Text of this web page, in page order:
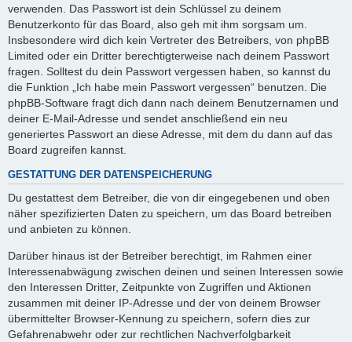
verwenden. Das Passwort ist dein Schlüssel zu deinem
Benutzerkonto für das Board, also geh mit ihm sorgsam um.
Insbesondere wird dich kein Vertreter des Betreibers, von phpBB
Limited oder ein Dritter berechtigterweise nach deinem Passwort
fragen. Solltest du dein Passwort vergessen haben, so kannst du
die Funktion „Ich habe mein Passwort vergessen“ benutzen. Die
phpBB-Software fragt dich dann nach deinem Benutzernamen und
deiner E-Mail-Adresse und sendet anschließend ein neu
generiertes Passwort an diese Adresse, mit dem du dann auf das
Board zugreifen kannst.
GESTATTUNG DER DATENSPEICHERUNG
Du gestattest dem Betreiber, die von dir eingegebenen und oben
näher spezifizierten Daten zu speichern, um das Board betreiben
und anbieten zu können.
Darüber hinaus ist der Betreiber berechtigt, im Rahmen einer
Interessenabwägung zwischen deinen und seinen Interessen sowie
den Interessen Dritter, Zeitpunkte von Zugriffen und Aktionen
zusammen mit deiner IP-Adresse und der von deinem Browser
übermittelter Browser-Kennung zu speichern, sofern dies zur
Gefahrenabwehr oder zur rechtlichen Nachverfolgbarkeit